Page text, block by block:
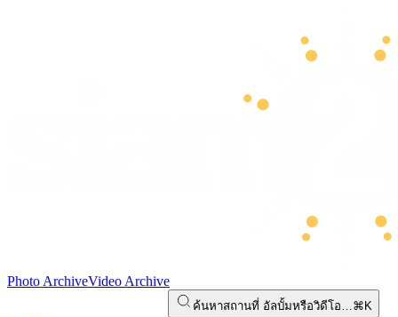
Photo ArchiveVideo Archive
ค้นหาสถานที่ อัลบั้มหรือวิดีโอ…⌘K